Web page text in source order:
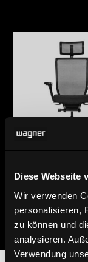
Diese Webseite
Wir verwenden
personalisieren,
zu können und
analysieren.
Verwendung